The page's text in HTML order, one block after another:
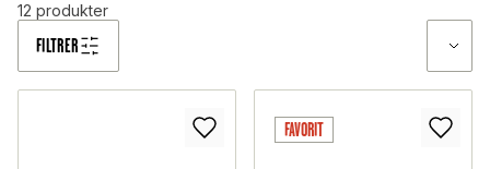
FILTRER
12 produkter
FAVORIT